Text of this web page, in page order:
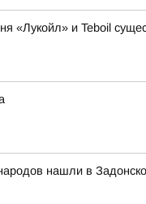
«Лукойл» и Teboil
нашли в